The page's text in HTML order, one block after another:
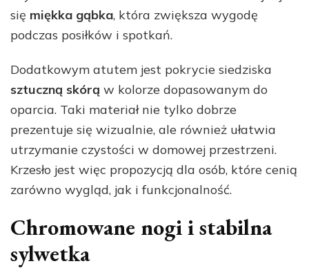
się miękka gąbka, która zwiększa wygodę
podczas posiłków i spotkań.
Dodatkowym atutem jest pokrycie siedziska
sztuczną skórą w kolorze dopasowanym do
oparcia. Taki materiał nie tylko dobrze
prezentuje się wizualnie, ale również ułatwia
utrzymanie czystości w domowej przestrzeni.
Krzesło jest więc propozycją dla osób, które cenią
zarówno wygląd, jak i funkcjonalność.
Chromowane nogi i stabilna
sylwetka